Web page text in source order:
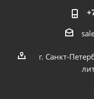
г. Санкт-